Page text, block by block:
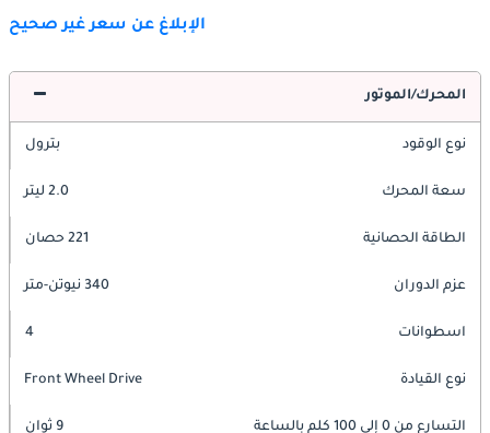
الإبلاغ عن سعر غير صحيح
المحرك/الموتور
نوع الوقود بترول
سعة المحرك 2.0 ليتر
الطاقة الحصانية 221 حصان
عزم الدوران 340 نيوتن-متر
اسطوانات 4
نوع القيادة Front Wheel Drive
التسارع من 0 إلى 100 كلم بالساعة 9 ثوانٍ